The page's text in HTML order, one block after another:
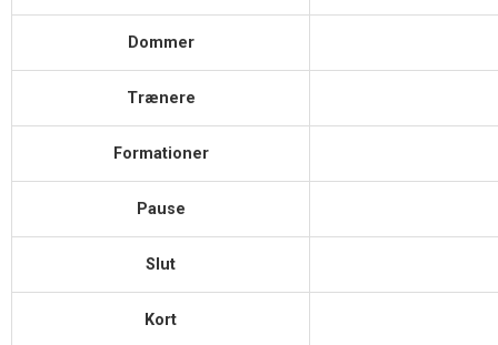
Dommer
Trænere
Formationer
Pause
Slut
Kort